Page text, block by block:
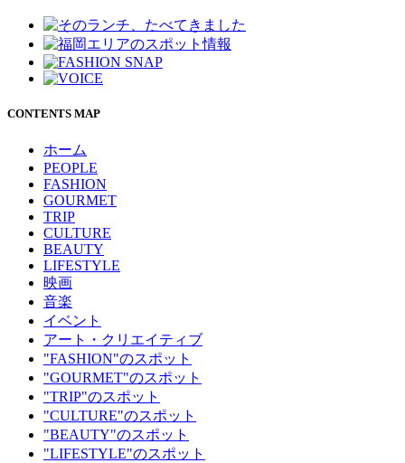
CONTENTS MAP
ホーム
PEOPLE
FASHION
GOURMET
TRIP
CULTURE
BEAUTY
LIFESTYLE
映画
音楽
イベント
アート・クリエイティブ
"FASHION"のスポット
"GOURMET"のスポット
"TRIP"のスポット
"CULTURE"のスポット
"BEAUTY"のスポット
"LIFESTYLE"のスポット